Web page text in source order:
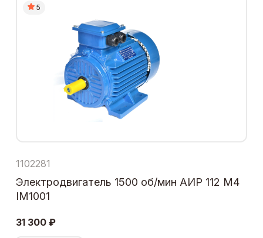
5
1102281
Электродвигатель 1500 об/мин АИР 112 М4
IM1001
31 300 ₽